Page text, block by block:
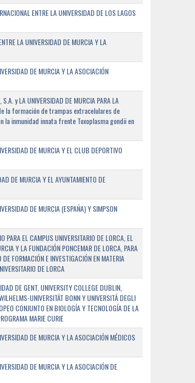
ENTRE LA UNIVERSIDAD DE LOS LAGOS
LA UNIVERSIDAD DE MURCIA Y LA
DE MURCIA Y LA ASOCIACIÓN
y LA UNIVERSIDAD DE MURCIA PARA LA
de la formación de trampas extracelulares de
la inmunidad innata frente Toxoplasma gondii en
DE MURCIA Y EL CLUB DEPORTIVO
DE MURCIA Y EL AYUNTAMIENTO DE
DE MURCIA (ESPAÑA) Y SIMPSON
PARA EL CAMPUS UNIVERSITARIO DE LORCA, EL
Y LA FUNDACIÓN PONCEMAR DE LORCA, PARA
FORMACIÓN E INVESTIGACIÓN EN MATERIA
DE LORCA
DE GENT, UNIVERSITY COLLEGE DUBLIN,
UNIVERSITÄT BONN Y UNIVERSITÁ DEGLI
CONJUNTO EN BIOLOGÍA Y TECNOLOGÍA DE LA
MARIE CURIE
DE MURCIA Y LA ASOCIACIÓN MÉDICOS
DE MURCIA Y LA ASOCIACIÓN DE